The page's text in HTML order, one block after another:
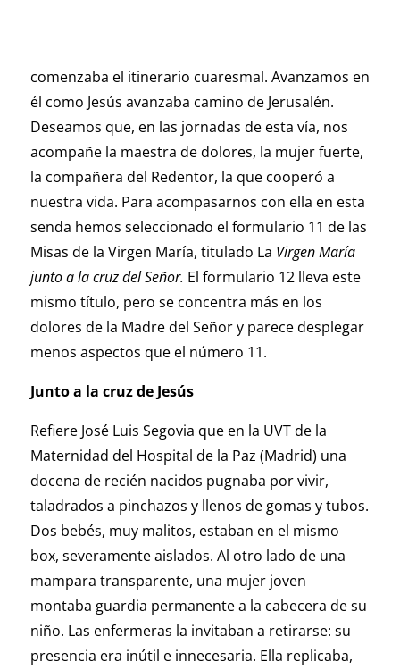
comenzaba el itinerario cuaresmal. Avanzamos en
él como Jesús avanzaba camino de Jerusalén.
Deseamos que, en las jornadas de esta vía, nos
acompañe la maestra de dolores, la mujer fuerte,
la compañera del Redentor, la que cooperó a
nuestra vida. Para acompasarnos con ella en esta
senda hemos seleccionado el formulario 11 de las
Misas de la Virgen María, titulado La Virgen María
junto a la cruz del Señor. El formulario 12 lleva este
mismo título, pero se concentra más en los
dolores de la Madre del Señor y parece desplegar
menos aspectos que el número 11.
Junto a la cruz de Jesús
Refiere José Luis Segovia que en la UVT de la
Maternidad del Hospital de la Paz (Madrid) una
docena de recién nacidos pugnaba por vivir,
taladrados a pinchazos y llenos de gomas y tubos.
Dos bebés, muy malitos, estaban en el mismo
box, severamente aislados. Al otro lado de una
mampara transparente, una mujer joven
montaba guardia permanente a la cabecera de su
niño. Las enfermeras la invitaban a retirarse: su
presencia era inútil e innecesaria. Ella replicaba,